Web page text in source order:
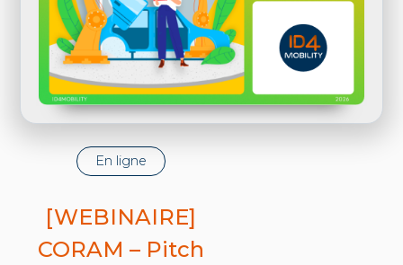
En ligne
[WEBINAIRE]
CORAM – Pitch